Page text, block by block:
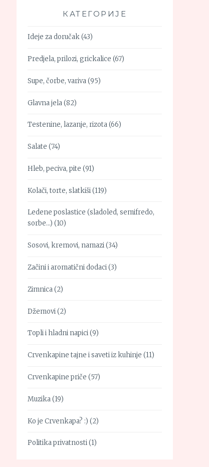
КАТЕГОРИЈЕ
Ideje za doručak(43)
Predjela, prilozi, grickalice (67)
Supe, čorbe, variva(95)
Glavna jela(82)
Testenine, lazanje, rizota(66)
Salate (74)
Hleb, peciva, pite (91)
Kolači, torte, slatkiši(119)
Ledene poslastice (sladoled, semifredo,
sorbe…) (10)
Sosovi, kremovi, namazi(34)
Začini i aromatični dodaci(3)
Zimnica(2)
Džemovi(2)
Topli i hladni napici(9)
Crvenkapine tajne i saveti iz kuhinje (11)
Crvenkapine priče (57)
Muzika(19)
Ko je Crvenkapa? :) (2)
Politika privatnosti(1)